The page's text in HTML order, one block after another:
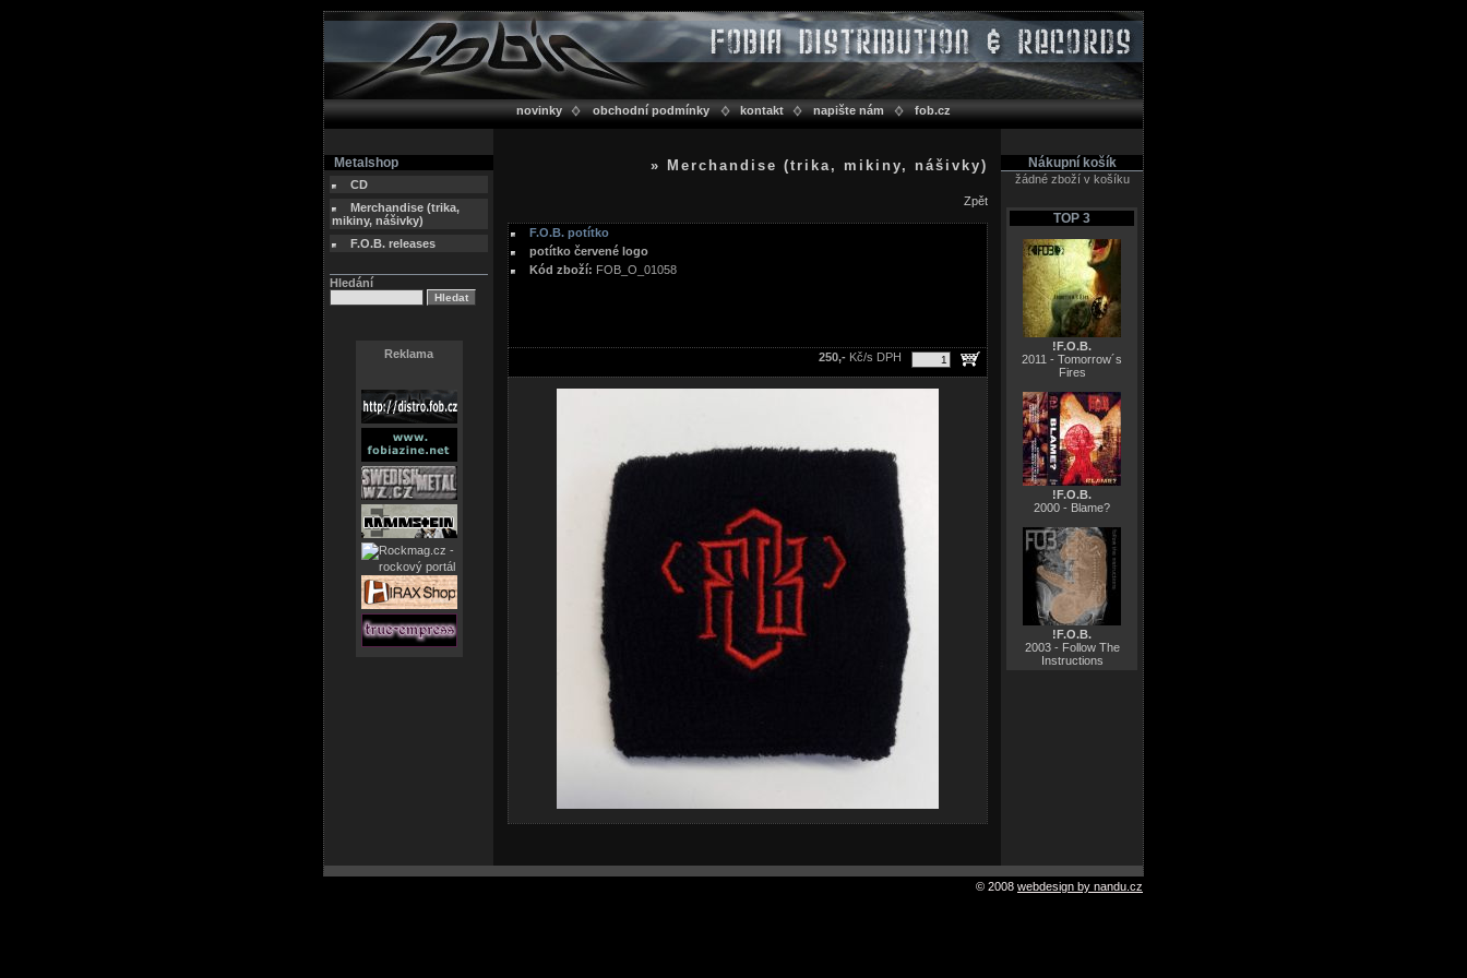
novinky obchodní podmínky kontakt napište nám fob.cz
Metalshop
CD
Merchandise (trika,
mikiny, nášivky)
F.O.B. releases
Hledání
Reklama
» Merchandise (trika, mikiny, nášivky)
Zpět
F.O.B. potítko
potítko červené logo
Kód zboží: FOB_O_01058
250,-Kč/s DPH
Nákupní košík
žádné zboží v košíku
TOP 3
!F.O.B.
2011 - Tomorrow´s
Fires
!F.O.B.
2000 - Blame?
!F.O.B.
2003 - Follow The
Instructions
© 2008 webdesign by nandu.cz